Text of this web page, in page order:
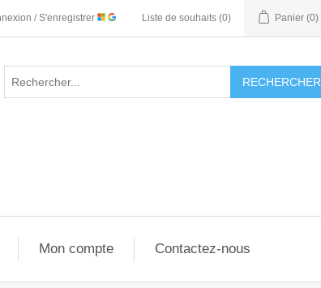
/ S'enregistrer Liste de souhaits (0) Panier (0)
RECHERCHER
Mon compte Contactez-nous